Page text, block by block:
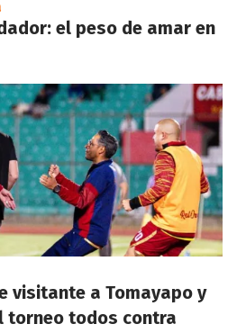
el peso de amar en
visitante a Tomayapo y
torneo todos contra